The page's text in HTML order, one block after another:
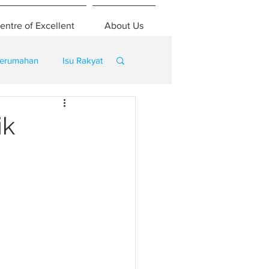
of Excellent About Us
Isu Rakyat